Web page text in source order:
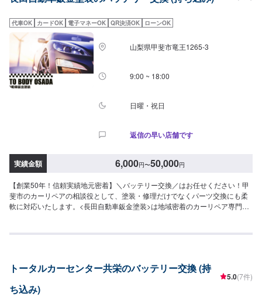
認ください）☆※写真は見本です。損傷具合等により価格、納車時期は変動し
ます。予めご了承ください。※輸入車の修理・メンテナンスの際に、部品の輸
入が必要となる場合がございます。部品到着までにお時間がかかる場合に
は、納車までお時間をいただいております。※内容などにより、代車の貸し出
しが出来かねる場合もございますので、予めご了承ください。【定休日・営
業時間】定休日：日曜日、祝日営業時間：9:00~18:00
代車OK カードOK 電子マネーOK QR決済OK ローンOK
山梨県甲斐市竜王1265-3
9:00 ~ 18:00
日曜・祝日
返信の早い店舗です
実績金額 6,000円〜50,000円
【創業50年！信頼実績地元密着】＼バッテリー交換／はお任せください！甲
斐市のカーリペアの相談役として、塗装・修理だけでなくパーツ交換にも柔
軟に対応いたします。<長田自動車鈑金塗装>は地域密着のカーリペア専門店
ご相談ください！------------------------------------------------------【1】オファーにて
理に関しましてはリサイクルパーツをご用意し、可能な限りリーズナブルな
お値段で対応できるように配慮しています！パーツ交換の修理をご依頼いた
だく際に、お客様のお車の状況を詳しくお聞かせください。※ご用意できない
トータルカーセンター共栄のバッテリー交換 (持
ち込み)
5.0(7件)